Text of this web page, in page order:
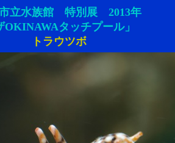
立水族館 特別展 2013年
OKINAWAタッチプール」
トラウツボ